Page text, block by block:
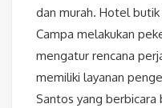
dan murah. Hotel butik
Campa melakukan
mengatur rencana
memiliki layanan
Santos yang berbicara